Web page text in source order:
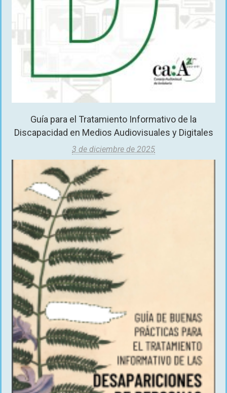
Guía para el Tratamiento Informativo de la
Discapacidad en Medios Audiovisuales y Digitales
3 de diciembre de 2025